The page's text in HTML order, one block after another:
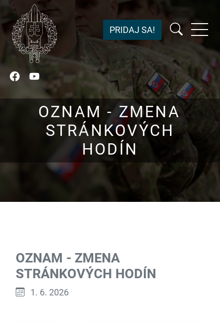
FacebookYouTube
PRIDAJ SA!
OZNAM - ZMENA
STRÁNKOVÝCH
HODÍN
OZNAM - ZMENA
STRÁNKOVÝCH HODÍN
Publikované:
1. 6. 2026